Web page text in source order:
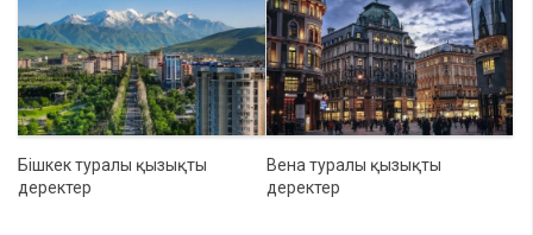
Бішкек туралы қызықты
деректер
Вена туралы қызықты
деректер